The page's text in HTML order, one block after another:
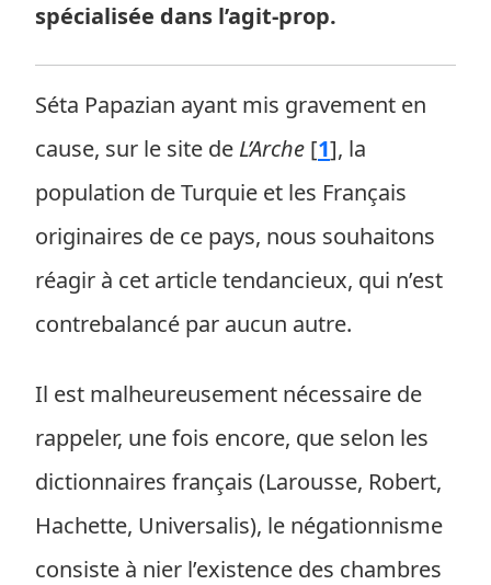
spécialisée dans l’agit-prop.
Séta Papazian ayant mis gravement en
cause, sur le site de L’Arche [1], la
population de Turquie et les Français
originaires de ce pays, nous souhaitons
réagir à cet article tendancieux, qui n’est
contrebalancé par aucun autre.
Il est malheureusement nécessaire de
rappeler, une fois encore, que selon les
dictionnaires français (Larousse, Robert,
Hachette, Universalis), le négationnisme
consiste à nier l’existence des chambres